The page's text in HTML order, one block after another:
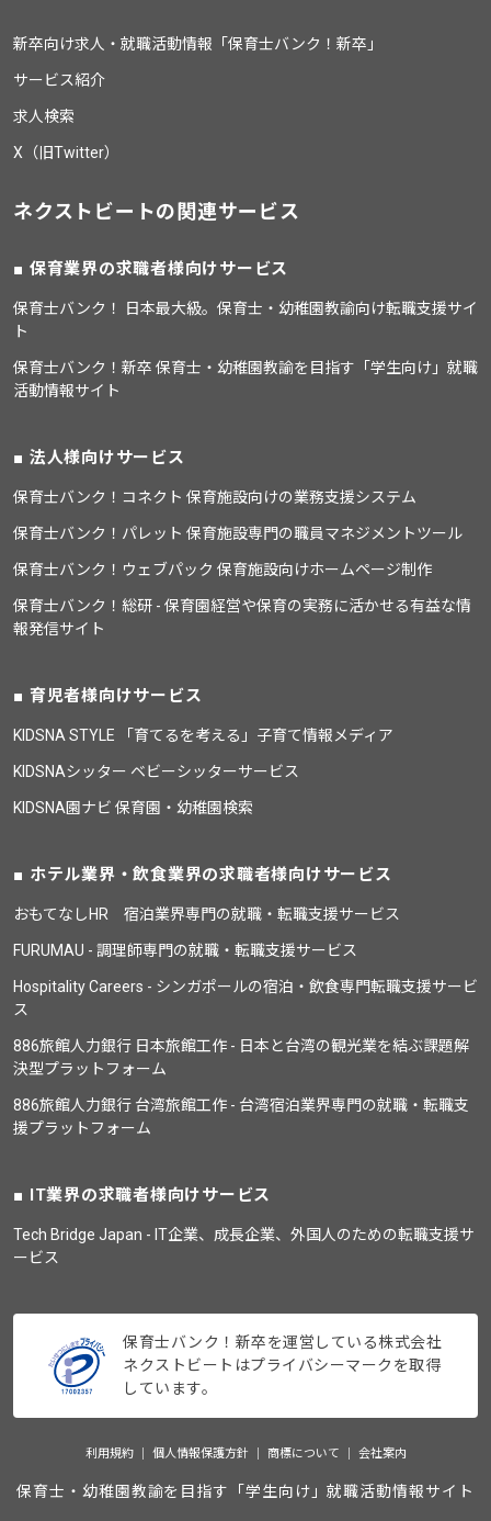
新卒向け求人・就職活動情報「保育士バンク！新卒」
サービス紹介
求人検索
X（旧Twitter）
ネクストビートの関連サービス
保育業界の求職者様向けサービス
保育士バンク！ 日本最大級。保育士・幼稚園教諭向け転職支援サイ
ト
保育士バンク！新卒 保育士・幼稚園教諭を目指す「学生向け」就職
活動情報サイト
法人様向けサービス
保育士バンク！コネクト 保育施設向けの業務支援システム
保育士バンク！パレット 保育施設専門の職員マネジメントツール
保育士バンク！ウェブパック 保育施設向けホームページ制作
保育士バンク！総研 - 保育園経営や保育の実務に活かせる有益な情
報発信サイト
育児者様向けサービス
KIDSNA STYLE 「育てるを考える」子育て情報メディア
KIDSNAシッター ベビーシッターサービス
KIDSNA園ナビ 保育園・幼稚園検索
ホテル業界・飲食業界の求職者様向けサービス
おもてなしHR 宿泊業界専門の就職・転職支援サービス
FURUMAU - 調理師専門の就職・転職支援サービス
Hospitality Careers - シンガポールの宿泊・飲食専門転職支援サービ
ス
886旅館人力銀行 日本旅館工作 - 日本と台湾の観光業を結ぶ課題解
決型プラットフォーム
886旅館人力銀行 台湾旅館工作 - 台湾宿泊業界専門の就職・転職支
援プラットフォーム
IT業界の求職者様向けサービス
Tech Bridge Japan - IT企業、成長企業、外国人のための転職支援サ
ービス
保育士バンク！新卒を運営している株式会社
ネクストビートはプライバシーマークを取得
しています。
利用規約 個人情報保護方針 商標について 会社案内
保育士・幼稚園教諭を目指す「学生向け」就職活動情報サイト